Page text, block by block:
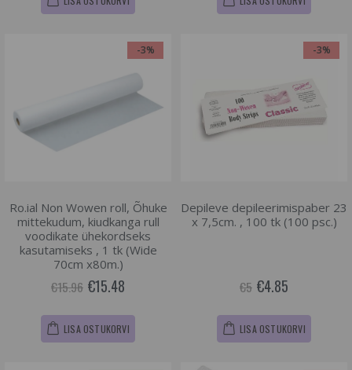
-3%
Ro.ial Non Wowen roll, Õhuke
mittekudum, kiudkanga rull
voodikate ühekordseks
kasutamiseks , 1 tk (Wide
70cm x80m.)
€15.96 €15.48
LISA OSTUKORVI
-3%
Depileve depileerimispaber 23
x 7,5cm. , 100 tk (100 psc.)
€5 €4.85
LISA OSTUKORVI